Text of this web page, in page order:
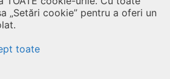
„Setări cookie” pentru a oferi un
toate